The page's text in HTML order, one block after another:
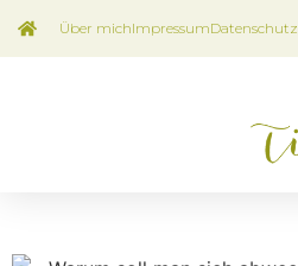
Über michImpressumDatenschutz